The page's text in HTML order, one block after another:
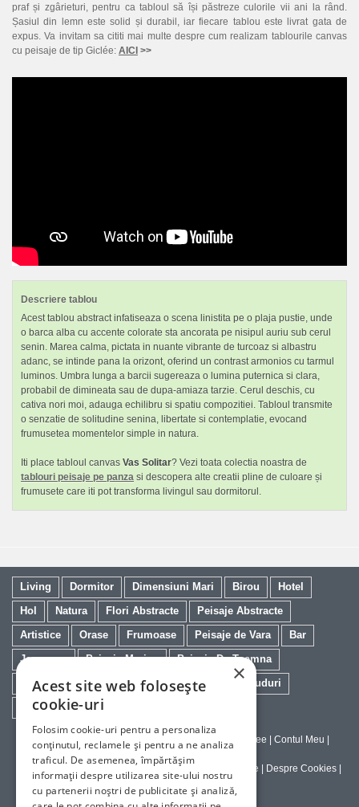
praf și zgârieturi, pentru ca tabloul să își păstreze culorile vii ani la rând.
Șasiul din lemn este solid și durabil, iar fiecare tablou este livrat gata de
expus. Va invitam sa cititi mai multe despre cum realizam tablourile canvas
cu peisaje de tip Giclée: AICI >>
Descriere tablou
Acest tablou abstract infatiseaza o scena linistita pe o plaja pustie, unde
o barca alba cu accente colorate sta ancorata pe nisipul auriu sub cerul
senin. Marea calma, pictata in nuante vibrante de turcoaz si albastru
adanc, se intinde pana la orizont, oferind un contrast armonios cu tarmul
luminos. Umbra lunga a barcii sugereaza o lumina puternica si clara,
probabil de dimineata sau de dupa-amiaza tarzie. Cerul deschis, cu
cativa nori moi, adauga echilibru si spatiu compozitiei. Tabloul transmite
o senzatie de solitudine senina, libertate si contemplatie, evocand
frumusetea momentelor simple in natura.
Iti place tabloul canvas Vas Solitar? Vezi toata colectia noastra de
tablouri peisaje pe panza si descopera alte creatii pline de culoare și
frumusete care iti pot transforma livingul sau dormitorul.
Living Dormitor Dimensiuni Mari Birou
Hotel
Hol
Natura Flori Abstracte
Peisaje Abstracte
Artistice
Orase Frumoase Peisaje de Vara
Bar
Japoneze
Peisaje Marine
Peisaje De Toamna
Minimaliste
Salon Cai Feng Shui
Nuduri
Trandafiri
Vintage
Contact Despre galeriaq Calitatea Tablourilor Giclee | Contul Meu |
Tablouri la Comanda
| Politica de Confidentialitate | Despre Cookies |
Termeni si Conditii de Utilizare
×
Acest site web folosește
cookie-uri
Folosim cookie-uri pentru a personaliza
conținutul, reclamele și pentru a ne analiza
traficul. De asemenea, împărtășim
informații despre utilizarea site-ului nostru
cu partenerii noștri de publicitate și analiză,